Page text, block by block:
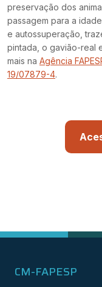
preservação dos
passagem para a
e autossuperação,
pintada, o gavião-real
mais na Agência
19/07879-4.
CM-FAPESP